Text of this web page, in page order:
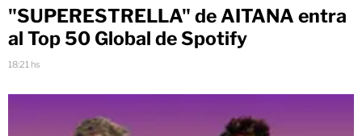
"SUPERESTRELLA" de AITANA entra
al Top 50 Global de Spotify
18:21 hs